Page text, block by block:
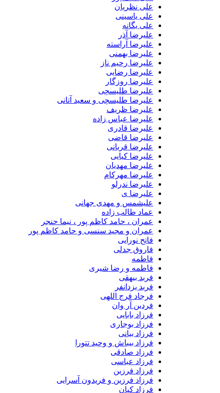
علی نظریان
علی یاسینی
علی یگانه
علیرضا آذر
علیرضا آراسته
علیرضا بهمنی
علیرضا رحیم ناز
علیرضا رضایی
علیرضا روزگار
علیرضا طلیسچی
علیرضا طلیسچی و سعید آتانی
علیرضا ظریف
علیرضا عباس زاده
علیرضا قادری
علیرضا قاضی
علیرضا قربانی
علیرضا کیایی
علیرضا مهدیان
علیرضا مهرکام
علیرضا ندرلو
علیرضا ی
علیشمس و مهدی جهانی
عماد طالب زاده
عمران ، حامد کاظم پور ، نیما حنجر
عمران و مجید سنسی و حامد کاظم پور
فاتح نورایی
فاروق جدلی
فاطمه
فاطمه و رضا شیری
فربد بیهقی
فربد یزدانفر
فرجاد فرج اللهی
فردین آر وان
فرزاد بابایی
فرزاد بوجاری
فرزاد بیانی
فرزاد بیباش و وحید تتورا
فرزاد صادقی
فرزاد عباسی
فرزاد فرزین
فرزاد فرزین و فریدون آسرایی
فرزاد کیان